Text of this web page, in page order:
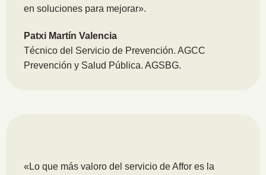
en soluciones para mejorar».
Patxi Martín Valencia
Técnico del Servicio de Prevención. AGCC
Prevención y Salud Pública. AGSBG.
«Lo que más valoro del servicio de Affor es la